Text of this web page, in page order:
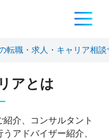
転職・求人・キャリア相談
アとは
介、コンサルタント
アドバイザー紹介、